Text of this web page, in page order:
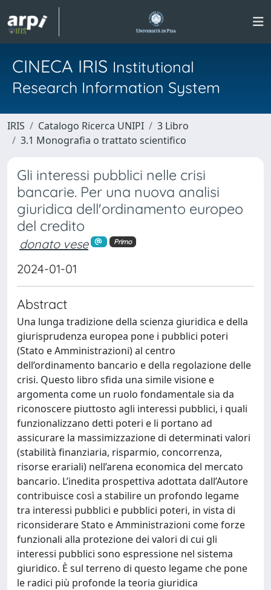
CINECA IRIS Institutional
Research Information System
IRIS Catalogo Ricerca UNIPI
3 Libro
3.1 Monografia o trattato scientifico
Gli interessi pubblici nelle crisi
bancarie. Per una nuova analisi
giuridica dell'ordinamento europeo
del credito
donato vese Primo
2024-01-01
Abstract
Una lunga tradizione della scienza giuridica e della
giurisprudenza europea pone i pubblici poteri
(Stato e Amministrazioni) al centro
dell’ordinamento bancario e della regolazione delle
crisi. Questo libro sfida una simile visione e
argomenta come un ruolo fondamentale sia da
riconoscere piuttosto agli interessi pubblici, i quali
funzionalizzano detti poteri e li portano ad
assicurare la massimizzazione di determinati valori
(stabilità finanziaria, risparmio, concorrenza,
risorse erariali) nell’arena economica del mercato
bancario. L’inedita prospettiva adottata dall’Autore
contribuisce così a stabilire un profondo legame
tra interessi pubblici e pubblici poteri, in vista di
riconsiderare Stato e Amministrazioni come forze
funzionali alla protezione dei valori di cui gli
interessi pubblici sono espressione nel sistema
giuridico. È sul terreno di questo legame che pone
le radici più profonde la teoria giuridica